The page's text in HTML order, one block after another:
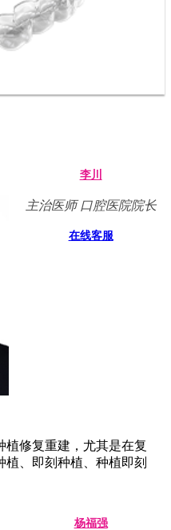
李川
主治医师 口腔医院院长
在线客服
植修复重建，尤其是在复
、即刻种植、种植即刻
杨福强